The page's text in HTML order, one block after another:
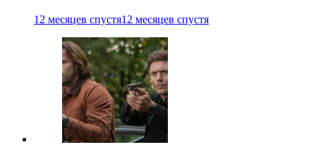
12 месяцев спустя12 месяцев спустя